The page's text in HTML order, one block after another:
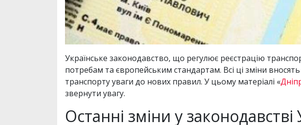
Українське законодавство, що регулює реєстрацію
потребам та європейським стандартам. Всі ці зміни
транспорту уваги до нових правил. У цьому матеріалі «
звернути увагу.
Останні зміни у